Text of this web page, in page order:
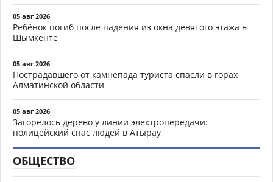
05 авг 2026
Ребёнок погиб после падения из окна девятого этажа в
Шымкенте
05 авг 2026
Пострадавшего от камнепада туриста спасли в горах
Алматинской области
05 авг 2026
Загорелось дерево у линии электропередачи:
полицейский спас людей в Атырау
ОБЩЕСТВО